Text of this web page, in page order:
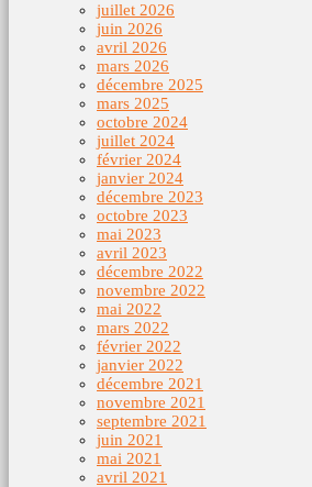
juillet 2026
juin 2026
avril 2026
mars 2026
décembre 2025
mars 2025
octobre 2024
juillet 2024
février 2024
janvier 2024
décembre 2023
octobre 2023
mai 2023
avril 2023
décembre 2022
novembre 2022
mai 2022
mars 2022
février 2022
janvier 2022
décembre 2021
novembre 2021
septembre 2021
juin 2021
mai 2021
avril 2021